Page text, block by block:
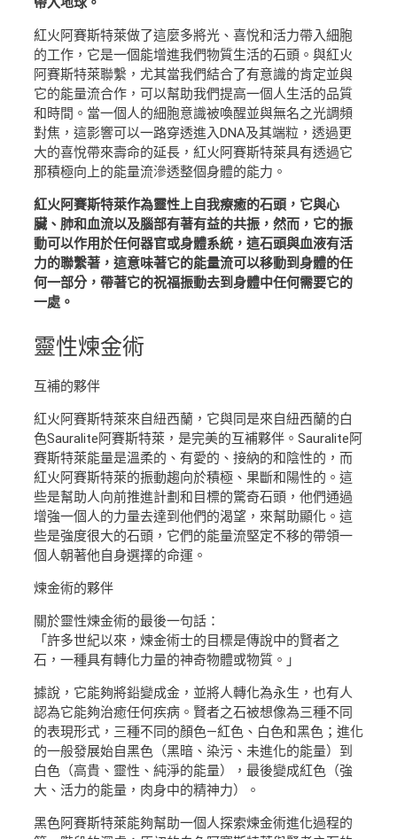
紅火阿賽斯特萊做了這麼多將光、喜悅和活力帶入細胞
的工作，它是一個能增進我們物質生活的石頭。與紅火
阿賽斯特萊聯繫，尤其當我們結合了有意識的肯定並與
它的能量流合作，可以幫助我們提高一個人生活的品質
和時間。當一個人的細胞意識被喚醒並與無名之光調頻
對焦，這影響可以一路穿透進入DNA及其端粒，透過更
大的喜悅帶來壽命的延長，紅火阿賽斯特萊具有透過它
那積極向上的能量流滲透整個身體的能力。
紅火阿賽斯特萊作為靈性上自我療癒的石頭，它與心
臟、肺和血流以及腦部有著有益的共振，然而，它的振
動可以作用於任何器官或身體系統，這石頭與血液有活
力的聯繫著，這意味著它的能量流可以移動到身體的任
何一部分，帶著它的祝福振動去到身體中任何需要它的
一處。
靈性煉金術
互補的夥伴
紅火阿賽斯特萊來自紐西蘭，它與同是來自紐西蘭的白
色Sauralite阿賽斯特萊，是完美的互補夥伴。Sauralite阿
賽斯特萊能量是溫柔的、有愛的、接納的和陰性的，而
紅火阿賽斯特萊的振動趨向於積極、果斷和陽性的。這
些是幫助人向前推進計劃和目標的驚奇石頭，他們通過
增強一個人的力量去達到他們的渴望，來幫助顯化。這
些是強度很大的石頭，它們的能量流堅定不移的帶領一
個人朝著他自身選擇的命運。
煉金術的夥伴
關於靈性煉金術的最後一句話：
「許多世紀以來，煉金術士的目標是傳說中的賢者之
石，一種具有轉化力量的神奇物體或物質。」
據說，它能夠將鉛變成金，並將人轉化為永生，也有人
認為它能夠治癒任何疾病。賢者之石被想像為三種不同
的表現形式，三種不同的顏色—紅色、白色和黑色；進化
的一般發展始自黑色（黑暗、染污、未進化的能量）到
白色（高貴、靈性、純淨的能量），最後變成紅色（強
大、活力的能量，肉身中的精神力）。
黑色阿賽斯特萊能夠幫助一個人探索煉金術進化過程的